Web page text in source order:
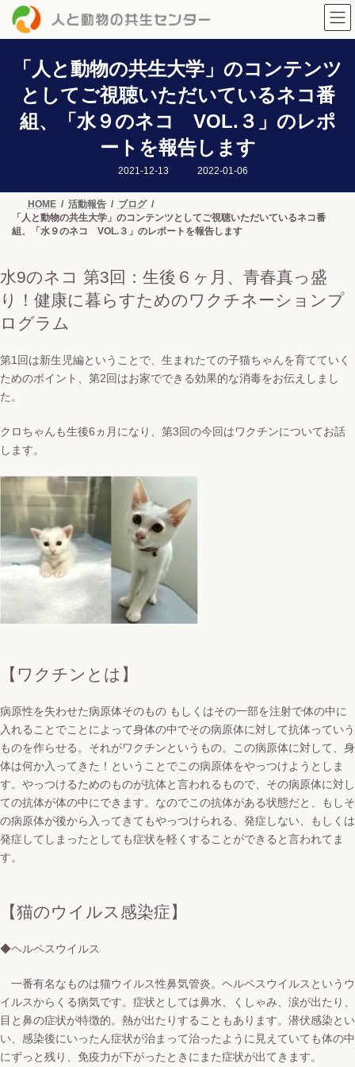
「人と動物の共生大学」のコンテンツ
としてご視聴いただいているネコ番
組、「水９のネコ VOL.３」のレポ
ートを報告します
2021-12-13
最
時
:
2022-01-06
HOME 活動報告
ブログ
「人と動物の共生大学」のコンテンツとしてご視聴いただいているネコ番
組、「水９のネコ VOL.３」のレポートを報告します
水9のネコ 第3回：生後６ヶ月、青春真っ盛
り！健康に暮らすためのワクチネーションプ
ログラム
第1回は新生児編ということで、生まれたての子猫ちゃんを育てていく
ためのポイント、 第2回はお家でできる効果的な消毒をお伝えしまし
た。
クロちゃんも生後6ヵ月になり、第3回の今回はワクチンについてお話
します。
【ワクチンとは】
病原性を失わせた病原体そのもの もしくはその一部を注射で体の中に
入れることでことによって身体の中でその病原体に対して抗体っていう
ものを作らせる。それがワクチンというもの。この病原体に対して、身
体は何か入ってきた！ということでこの病原体をやっつけようとしま
す。やっつけるためのものが抗体と言われるもので、その病原体に対し
ての抗体が体の中にできます。なのでこの抗体がある状態だと、もしそ
の病原体が後から入ってきてもやっつけられる、発症しない、もしくは
発症してしまったとしても症状を軽くすることができると言われてま
す。
【猫のウイルス感染症】
◆ヘルペスウイルス
一番有名なものは猫ウイルス性鼻気管炎。 ヘルペスウイルスというウ
イルスからくる病気です。 症状としては鼻水、くしゃみ、涙が出たり、
目と鼻の症状が特徴的。 熱が出たりすることもあります。 潜伏感染とい
い、感染後にいったん症状が治まって治ったように見えていても体の中
にずっと残り、免疫力が下がったときにまた症状が出てきます。